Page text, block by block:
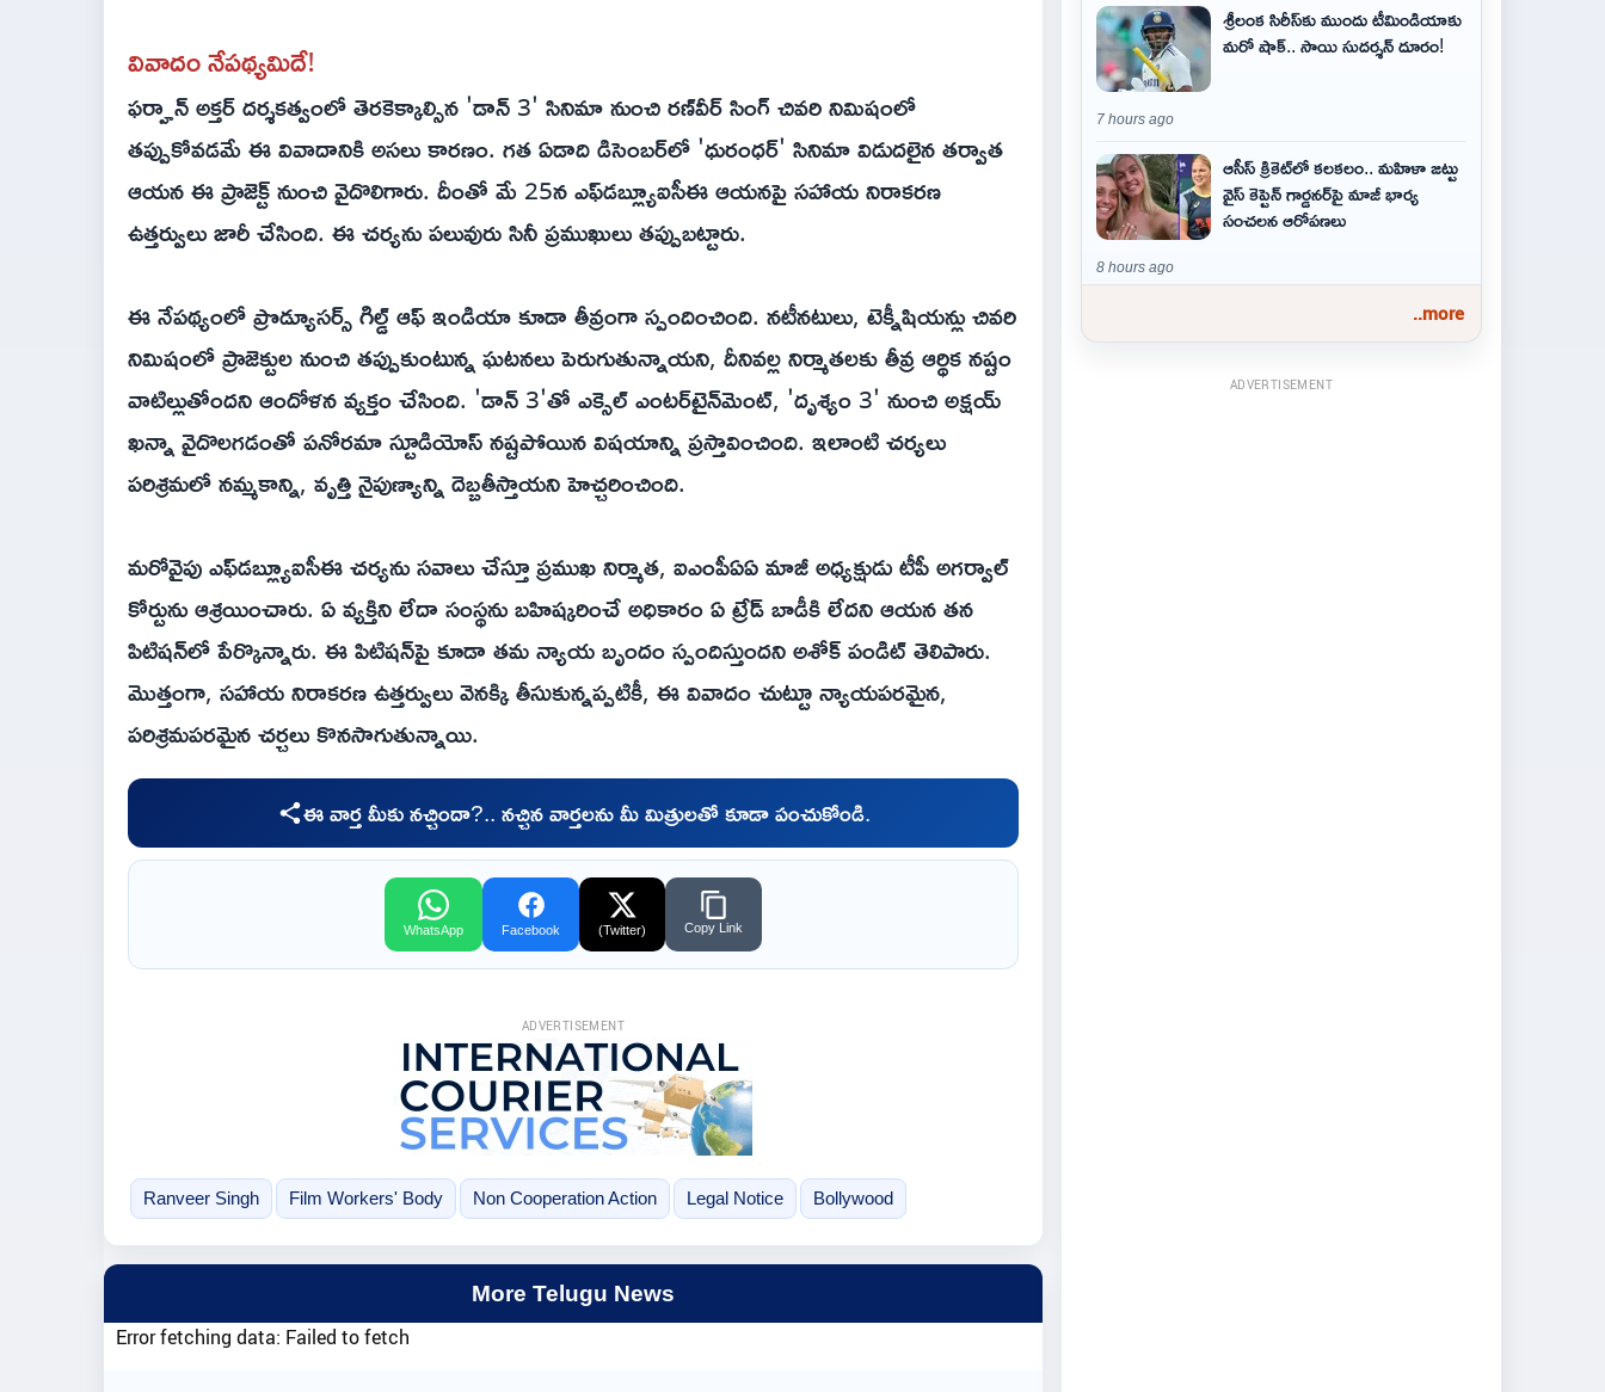
వివాదం నేప‌థ్య‌మిదే!
ఫర్హాన్ అక్తర్ దర్శకత్వంలో తెరకెక్కాల్సిన 'డాన్ 3' సినిమా నుంచి రణ్‌వీర్ సింగ్ చివరి నిమిషంలో
తప్పుకోవడమే ఈ వివాదానికి అసలు కారణం. గత ఏడాది డిసెంబర్‌లో 'ధురంధర్' సినిమా విడుదలైన తర్వాత
ఆయన ఈ ప్రాజెక్ట్ నుంచి వైదొలిగారు. దీంతో మే 25న ఎఫ్‌డ‌బ్ల్యూఐసీఈ ఆయనపై సహాయ నిరాకరణ
ఉత్తర్వులు జారీ చేసింది. ఈ చర్యను పలువురు సినీ ప్రముఖులు తప్పుబట్టారు.
ఈ నేపథ్యంలో ప్రొడ్యూసర్స్ గిల్డ్ ఆఫ్ ఇండియా కూడా తీవ్రంగా స్పందించింది. నటీనటులు, టెక్నీషియన్లు చివరి
నిమిషంలో ప్రాజెక్టుల నుంచి తప్పుకుంటున్న ఘటనలు పెరుగుతున్నాయని, దీనివల్ల నిర్మాతలకు తీవ్ర ఆర్థిక నష్టం
వాటిల్లుతోందని ఆందోళన వ్యక్తం చేసింది. 'డాన్ 3'తో ఎక్సెల్ ఎంటర్‌టైన్‌మెంట్, 'దృశ్యం 3' నుంచి అక్షయ్
ఖన్నా వైదొలగడంతో పనోరమా స్టూడియోస్ నష్టపోయిన విషయాన్ని ప్రస్తావించింది. ఇలాంటి చర్యలు
పరిశ్రమలో నమ్మకాన్ని, వృత్తి నైపుణ్యాన్ని దెబ్బతీస్తాయని హెచ్చరించింది.
మరోవైపు ఎఫ్‌డ‌బ్ల్యూఐసీఈ చర్యను సవాలు చేస్తూ ప్రముఖ నిర్మాత, ఐఎంపీఏఏ మాజీ అధ్యక్షుడు టీపీ అగర్వాల్
కోర్టును ఆశ్రయించారు. ఏ వ్యక్తిని లేదా సంస్థను బహిష్కరించే అధికారం ఏ ట్రేడ్ బాడీకి లేదని ఆయన తన
పిటిషన్‌లో పేర్కొన్నారు. ఈ పిటిషన్‌పై కూడా తమ న్యాయ బృందం స్పందిస్తుందని అశోక్ పండిట్ తెలిపారు.
మొత్తంగా, సహాయ నిరాకరణ ఉత్తర్వులు వెనక్కి తీసుకున్నప్పటికీ, ఈ వివాదం చుట్టూ న్యాయపరమైన,
పరిశ్రమపరమైన చర్చలు కొనసాగుతున్నాయి.
ఈ వార్త మీకు నచ్చిందా?.. నచ్చిన వార్తలను మీ మిత్రులతో కూడా పంచుకోండి.
WhatsApp Facebook (Twitter) Copy Link
ADVERTISEMENT
Ranveer Singh Film Workers' Body Non Cooperation Action Legal Notice Bollywood
More Telugu News
Error fetching data: Failed to fetch
శ్రీలంక సిరీస్‌కు ముందు టీమిండియాకు
మరో షాక్‌.. సాయి సుదర్శన్‌ దూరం!
7 hours ago
ఆసీస్ క్రికెట్‌లో కలకలం.. మహిళా జట్టు
వైస్ కెప్టెన్ గార్డనర్‌పై మాజీ భార్య
సంచలన ఆరోపణలు
8 hours ago
..more
ADVERTISEMENT